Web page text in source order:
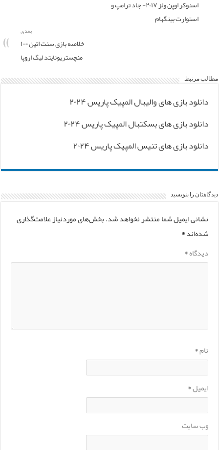
اسنوکر اوپن ولز ۲۰۱۷- جاد ترامپ و
استوارت بینگهام
بعدی
خلاصه بازی سنت اتین ۰-۱
منچستریونایتد لیگ اروپا
مطالب مرتبط
دانلود بازی های والیبال المپیک پاریس ۲۰۲۴
دانلود بازی های بسکتبال المپیک پاریس ۲۰۲۴
دانلود بازی های تنیس المپیک پاریس ۲۰۲۴
دیدگاهتان را بنویسید
نشانی ایمیل شما منتشر نخواهد شد.بخش‌های موردنیاز علامت‌گذاری
شده‌اند*
دیدگاه*
نام*
ایمیل*
وب‌ سایت